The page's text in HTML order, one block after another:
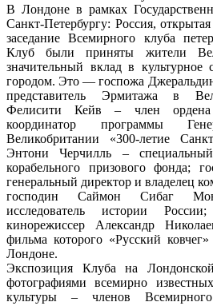
В Лондоне в рамках
Санкт-Петербургу: Россия,
заседание Всемирного клуба
Клуб были приняты жители
значительный вклад в культурное
городом. Это — госпожа
представитель Эрмитажа в
Фелисити Кейв – член ордена
координатор программы
Великобритании «300-летие
Энтони Черчилль –
корабельного призового фонда;
генеральный директор и владелец
господин Саймон Сибаг
исследователь истории
кинорежиссер Александр
фильма которого «Русский
Лондоне.
Экспозиция Клуба на
фотографиями всемирно
культуры – членов